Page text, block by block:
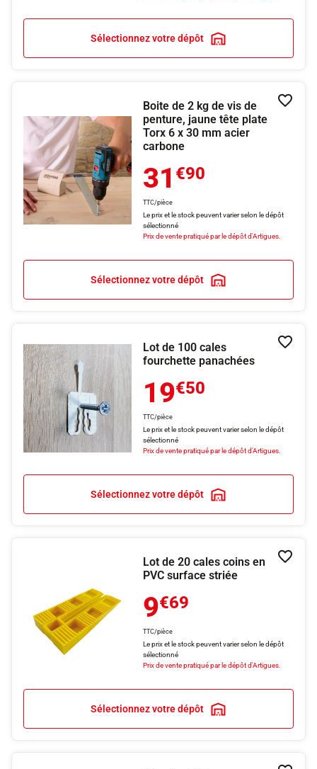
Sélectionnez votre dépôt
Boite de 2 kg de vis de
penture, jaune tête plate
Torx 6 x 30 mm acier
carbone
31 €90
TTC/pièce
Le prix et le stock peuvent varier selon le dépôt
sélectionné
Prix de vente pratiqué par le dépôt d'Artigues.
Sélectionnez votre dépôt
Lot de 100 cales
fourchette panachées
19€50
TTC/pièce
Le prix et le stock peuvent varier selon le dépôt
sélectionné
Prix de vente pratiqué par le dépôt d'Artigues.
Sélectionnez votre dépôt
Lot de 20 cales coins en
PVC surface striée
9€69
TTC/pièce
Le prix et le stock peuvent varier selon le dépôt
sélectionné
Prix de vente pratiqué par le dépôt d'Artigues.
Sélectionnez votre dépôt